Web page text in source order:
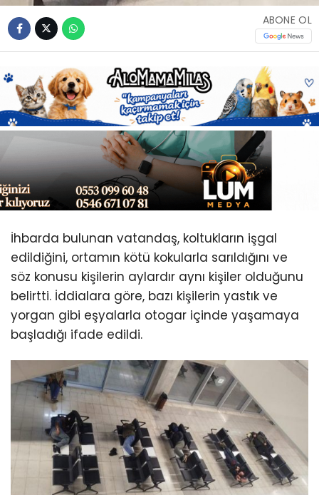
ABONE OL
İhbarda bulunan vatandaş, koltukların işgal
edildiğini, ortamın kötü kokularla sarıldığını ve
söz konusu kişilerin aylardır aynı kişiler olduğunu
belirtti. İddialara göre, bazı kişilerin yastık ve
yorgan gibi eşyalarla otogar içinde yaşamaya
başladığı ifade edildi.